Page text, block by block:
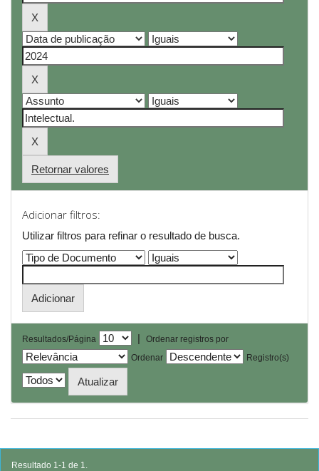
Retornar valores
Adicionar filtros:
Utilizar filtros para refinar o resultado de busca.
Resultados/Página |
Ordenar registros por
Ordenar
Registro(s)
Resultado 1-1 de 1.